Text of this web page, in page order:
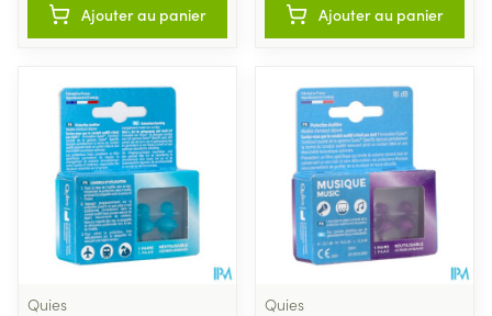
Ajouter au panier Ajouter au panier
Quies
Quies